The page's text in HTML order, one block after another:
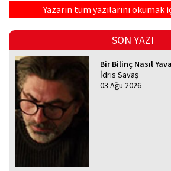
Yazarın tüm yazılarını okumak
SON YAZI
Bir Bilinç Nasıl
İdris Savaş
03 Ağu 2026